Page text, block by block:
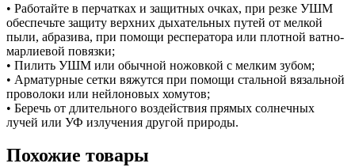
• Работайте в перчатках и защитных очках, при резке УШМ
обеспечьте защиту верхних дыхательных путей от мелкой
пыли, абразива, при помощи респератора или плотной ватно-
марлиевой повязки;
• Пилить УШМ или обычной ножовкой с мелким зубом;
• Арматурные сетки вяжутся при помощи стальной вязальной
проволоки или нейлоновых хомутов;
• Беречь от длительного воздействия прямых солнечных
лучей или УФ излучения другой природы.
Похожие товары